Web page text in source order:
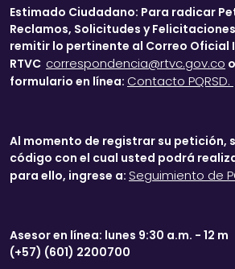
Estimado Ciudadano: Para radicar
Reclamos, Solicitudes y
remitir lo pertinente al Correo Oficial
RTVC correspondencia@rtvc.gov.co
formulario en línea: Contacto PQRSD.
Al momento de registrar su petición,
código con el cual usted podrá
para ello, ingrese a: Seguimiento de
Asesor en línea: lunes 9:30 a.m. - 12 m
(+57) (601) 2200700